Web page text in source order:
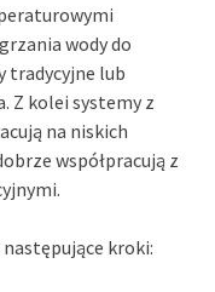
wody do
tradycyjne lub
Z kolei systemy z
na niskich
współpracują z
kroki: